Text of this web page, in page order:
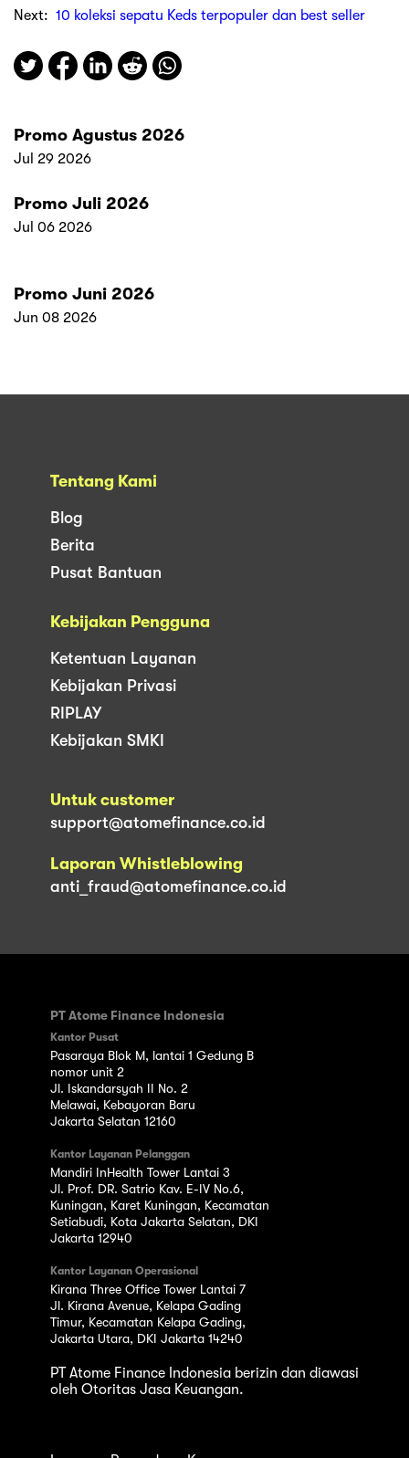
Next: 10 koleksi sepatu Keds terpopuler dan best seller
Promo Agustus 2026
Jul 29 2026
Promo Juli 2026
Jul 06 2026
Promo Juni 2026
Jun 08 2026
Tentang Kami
Blog
Berita
Pusat Bantuan
Kebijakan Pengguna
Ketentuan Layanan
Kebijakan Privasi
RIPLAY
Kebijakan SMKI
Untuk customer
support@atomefinance.co.id
Laporan Whistleblowing
anti_fraud@atomefinance.co.id
PT Atome Finance Indonesia
Kantor Pusat
Pasaraya Blok M, lantai 1 Gedung B
nomor unit 2
Jl. Iskandarsyah II No. 2
Melawai, Kebayoran Baru
Jakarta Selatan 12160
Kantor Layanan Pelanggan
Mandiri InHealth Tower Lantai 3
Jl. Prof. DR. Satrio Kav. E-IV No.6,
Kuningan, Karet Kuningan, Kecamatan
Setiabudi, Kota Jakarta Selatan, DKI
Jakarta 12940
Kantor Layanan Operasional
Kirana Three Office Tower Lantai 7
Jl. Kirana Avenue, Kelapa Gading
Timur, Kecamatan Kelapa Gading,
Jakarta Utara, DKI Jakarta 14240
PT Atome Finance Indonesia berizin dan diawasi
oleh Otoritas Jasa Keuangan.